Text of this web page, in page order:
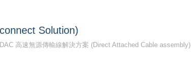
Solution)
DAC 高速無源傳輸線解決方案 (Direct Attached Cable assembly)